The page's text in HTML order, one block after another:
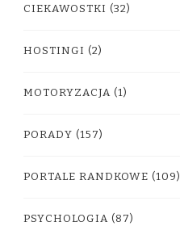
CIEKAWOSTKI (32)
HOSTINGI (2)
MOTORYZACJA (1)
PORADY (157)
PORTALE RANDKOWE (109)
PSYCHOLOGIA (87)